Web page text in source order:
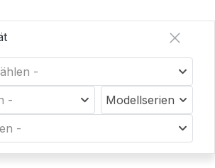
-
-
Modellserien
-